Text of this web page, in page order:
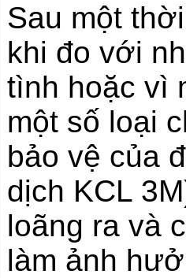
Sau một
khi đo với
tình hoặc vì
một số loại
bảo vệ của
dịch KCL
loãng ra và
làm ảnh